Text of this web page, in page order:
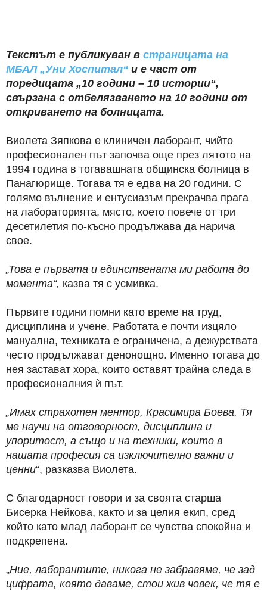
Текстът е публикуван в страницата на
МБАЛ „Уни Хоспитал“ и е част от
поредицата „10 години – 10 истории“,
свързана с отбелязването на 10 години от
откриването на болницата.
Виолета Зяпкова е клиничен лаборант, чийто
професионален път започва още през лятото на
1994 година в тогавашната общинска болница в
Панагюрище. Тогава тя е едва на 20 години. С
голямо вълнение и ентусиазъм прекрачва прага
на лабораторията, място, което повече от три
десетилетия по-късно продължава да нарича
свое.
„Това е първата и единствената ми работа до
момента“, казва тя с усмивка.
Първите години помни като време на труд,
дисциплина и учене. Работата е почти изцяло
мануална, техниката е ограничена, а дежурствата
често продължават денонощно. Именно тогава до
нея застават хора, които оставят трайна следа в
професионалния ѝ път.
„Имах страхотен ментор, Красимира Боева. Тя
ме научи на отговорност, дисциплина и
упоритост, а също и на техники, които в
нашата професия са изключително важни и
ценни“, разказва Виолета.
С благодарност говори и за своята старша
Бисерка Нейкова, както и за целия екип, сред
който като млад лаборант се чувства спокойна и
подкрепена.
„Ние, лаборантите, никога не забравяме, че зад
цифрата, която даваме, стои жив човек, че тя е